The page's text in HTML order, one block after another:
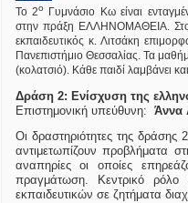
Το 2ο
Γυμνάσιο Κω είναι
στην πράξη ΕΛΛΗΝΟΜΑΘΕΙΑ. Στο
εκπαιδευτικός κ. Λιτσάκη
Πανεπιστήμιο Θεσσαλίας. Τα
(κολατσιό). Κάθε παιδί λαμβάνει
Δράση 2: Ενίσχυση της
Επιστημονική υπεύθυνη: Άννα
Οι δραστηριότητες της
αντιμετωπίζουν
αναπηρίες οι οποίες
πραγμάτωση. Κεντρικό ρόλο
εκπαιδευτικών σε ζητήματα